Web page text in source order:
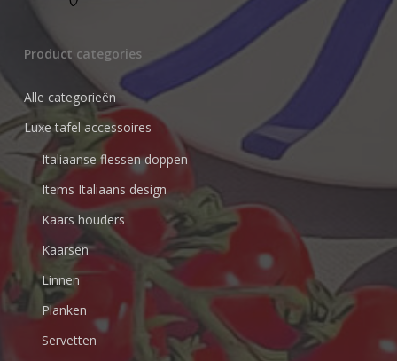
Product categories
Alle categorieën
Luxe tafel accessoires
Italiaanse flessen doppen
Items Italiaans design
Kaars houders
Kaarsen
Linnen
Planken
Servetten